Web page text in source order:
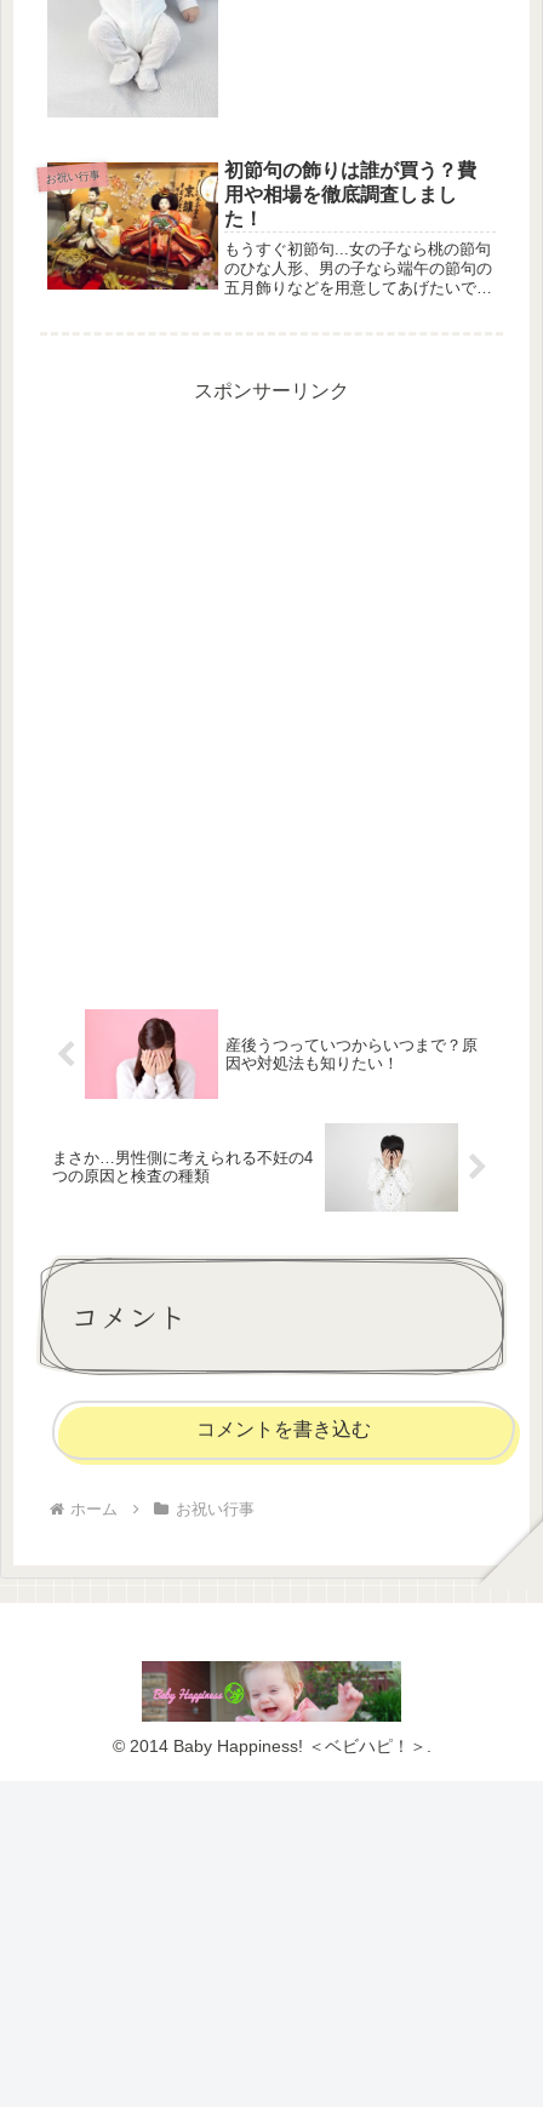
お祝い行事
初節句の飾りは誰が買う？費
用や相場を徹底調査しまし
た！
もうすぐ初節句...女の子なら桃の節句
のひな人形、男の子なら端午の節句の
五月飾りなどを用意してあげたいです
スポンサーリンク
産後うつっていつからいつまで？原
因や対処法も知りたい！
まさか…男性側に考えられる不妊の4
つの原因と検査の種類
コメント
コメントを書き込む
ホーム お祝い行事
© 2014 Baby Happiness! ＜ベビハピ！＞.